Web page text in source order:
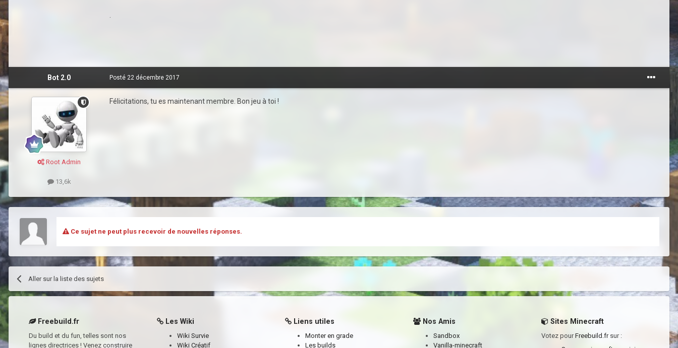
.
Bot 2.0
Root Admin
13,6k
Posté 22 décembre 2017
Félicitations, tu es maintenant membre. Bon jeu à toi !
Ce sujet ne peut plus recevoir de nouvelles réponses.
Aller sur la liste des sujets
Freebuild.fr
Du build et du fun, telles sont nos
lignes directrices ! Venez construire
Les Wiki
Wiki Survie
Wiki Créatif
Liens utiles
Monter en grade
Les builds
Nos Amis
Sandbox
Vanilla-minecraft
Sites Minecraft
Votez pourFreebuild.frsur :